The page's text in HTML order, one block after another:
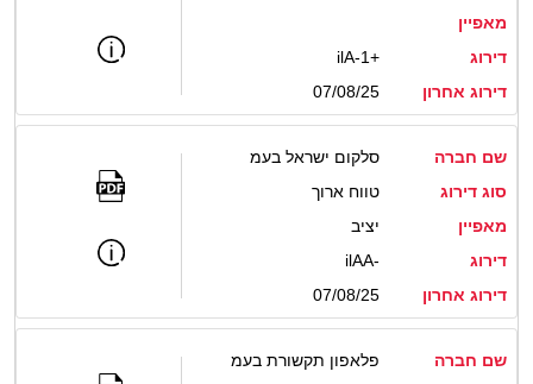
מאפיין
דירוג
ilA-1+
דירוג אחרון
07/08/25
שם חברה
סלקום ישראל בעמ
סוג דירוג
טווח ארוך
מאפיין
יציב
דירוג
ilAA-
דירוג אחרון
07/08/25
שם חברה
פלאפון תקשורת בעמ